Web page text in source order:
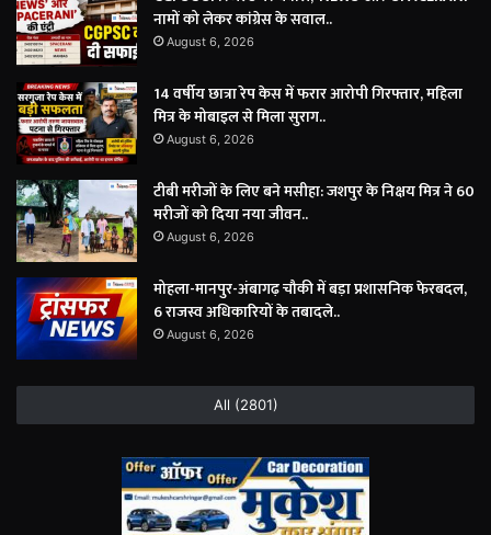
नामों को लेकर कांग्रेस के सवाल..
August 6, 2026
14 वर्षीय छात्रा रेप केस में फरार आरोपी गिरफ्तार, महिला
मित्र के मोबाइल से मिला सुराग..
August 6, 2026
टीबी मरीजों के लिए बने मसीहा: जशपुर के निक्षय मित्र ने 60
मरीजों को दिया नया जीवन..
August 6, 2026
मोहला-मानपुर-अंबागढ़ चौकी में बड़ा प्रशासनिक फेरबदल,
6 राजस्व अधिकारियों के तबादले..
August 6, 2026
All (2801)